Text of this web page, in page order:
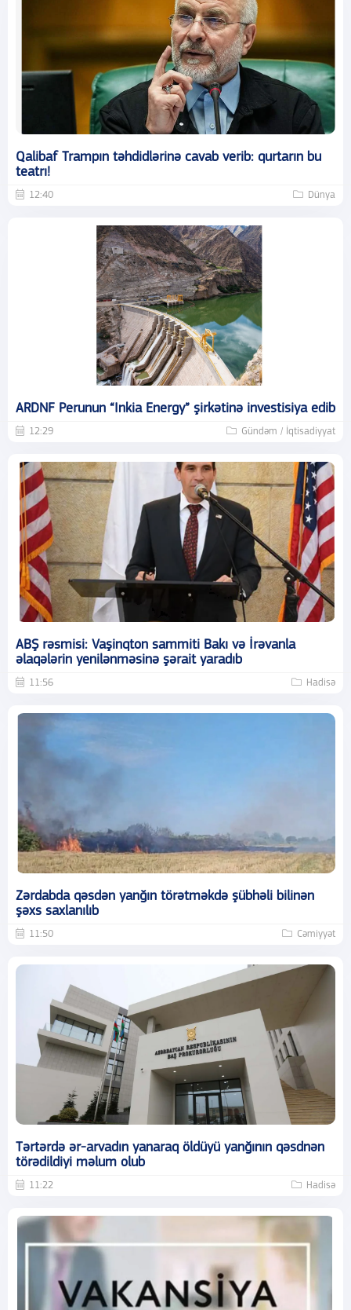
Qalibaf Trampın təhdidlərinə cavab verib: qurtarın bu
teatrı!
12:40 Dünya
ARDNF Perunun “Inkia Energy” şirkətinə investisiya edib
12:29 Gündəm / İqtisadiyyat
ABŞ rəsmisi: Vaşinqton sammiti Bakı və İrəvanla
əlaqələrin yenilənməsinə şərait yaradıb
11:56 Hadisə
Zərdabda qəsdən yanğın törətməkdə şübhəli bilinən
şəxs saxlanılıb
11:50 Cəmiyyət
Tərtərdə ər-arvadın yanaraq öldüyü yanğının qəsdnən
törədildiyi məlum olub
11:22 Hadisə